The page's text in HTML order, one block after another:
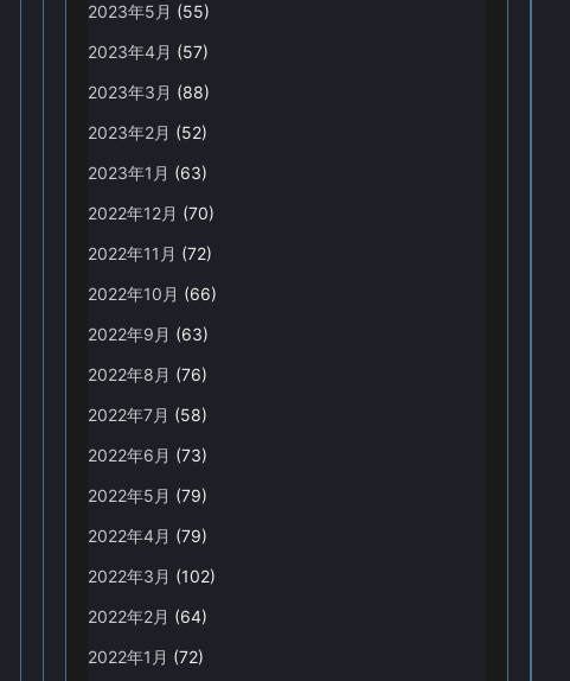
2023年5月 (55)
2023年4月 (57)
2023年3月 (88)
2023年2月 (52)
2023年1月 (63)
2022年12月 (70)
2022年11月 (72)
2022年10月 (66)
2022年9月 (63)
2022年8月 (76)
2022年7月 (58)
2022年6月 (73)
2022年5月 (79)
2022年4月 (79)
2022年3月 (102)
2022年2月 (64)
2022年1月 (72)